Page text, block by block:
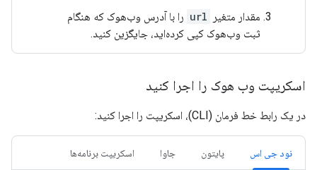
مقدار متغیر url را با آدرس وب‌هوک که هنگام
ثبت وب‌هوک کپی کرده‌اید، جایگزین کنید.
اسکریپت وب هوک را اجرا کنید
در یک رابط خط فرمان (CLI)، اسکریپت را اجرا کنید:
نود جی اس پایتون جاوا اسکریپت برنامه‌ها